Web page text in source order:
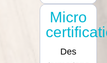
Micro
Des